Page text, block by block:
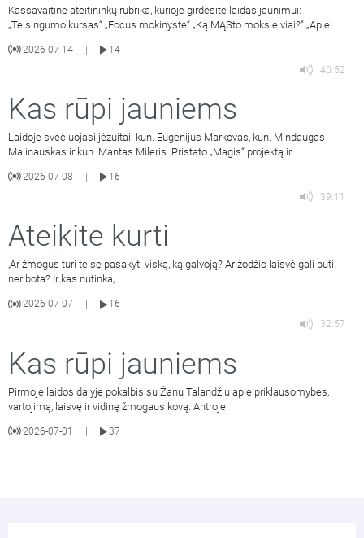
Kassavaitinė ateitininkų rubrika, kurioje girdėsite laidas jaunimui:
„Teisingumo kursas“ „Focus mokinystė“ „Ką MĄSto moksleiviai?“ „Apie
2026-07-14 |
14
40:52
Kas rūpi jauniems
Laidoje svečiuojasi jėzuitai: kun. Eugenijus Markovas, kun. Mindaugas
Malinauskas ir kun. Mantas Mileris. Pristato „Magis“ projektą ir
2026-07-08 |
16
39:11
Ateikite kurti
,Ar žmogus turi teisę pasakyti viską, ką galvoją? Ar žodžio laisvė gali būti
neribota? Ir kas nutinka,
2026-07-07
16
32:57
Kas rūpi jauniems
Pirmoje laidos dalyje pokalbis su Žanu Talandžiu apie priklausomybes,
vartojimą, laisvę ir vidinę žmogaus kovą. Antroje
2026-07-01 37